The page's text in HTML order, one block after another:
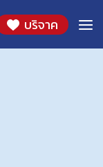
บริจาค